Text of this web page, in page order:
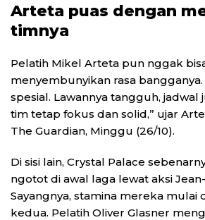
Arteta puas dengan
timnya
Pelatih Mikel Arteta pun nggak
menyembunyikan rasa
spesial. Lawannya tangguh, jadwal
tim tetap fokus dan solid,” ujar
The Guardian, Minggu (26/10).
Di sisi lain, Crystal Palace
ngotot di awal laga lewat aksi
Sayangnya, stamina mereka mulai
kedua. Pelatih Oliver Glasner